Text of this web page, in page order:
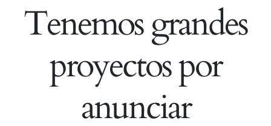
Tenemos grandes
proyectos por
anunciar